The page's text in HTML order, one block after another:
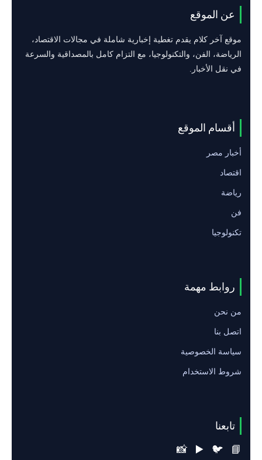
عن الموقع
موقع آخر كلام يقدم تغطية إخبارية شاملة في مجالات الاقتصاد،
الرياضة، الفن، والتكنولوجيا، مع التزام كامل بالمصداقية والسرعة
في نقل الأخبار.
أقسام الموقع
أخبار مصر
اقتصاد
رياضة
فن
تكنولوجيا
روابط مهمة
من نحن
اتصل بنا
سياسة الخصوصية
شروط الاستخدام
تابعنا
📘
🐦
▶️
📸